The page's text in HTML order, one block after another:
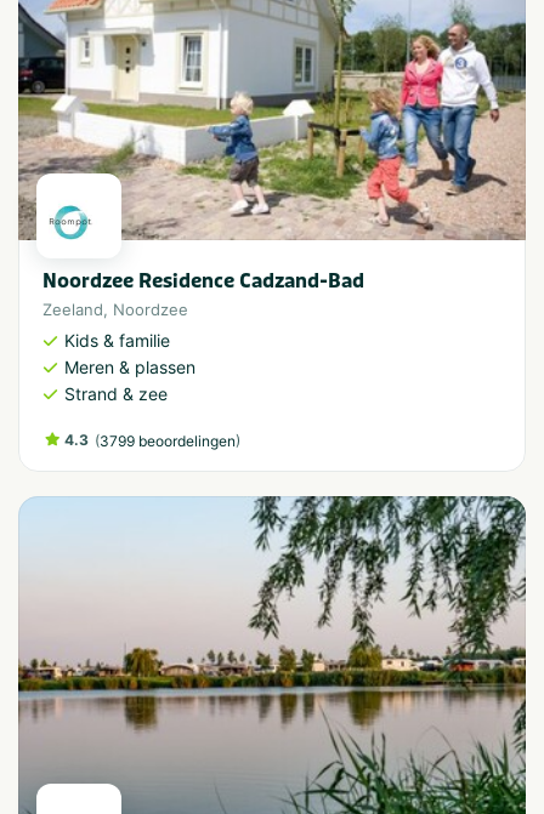
Noordzee Residence Cadzand-Bad
Zeeland, Noordzee
Kids & familie
Meren & plassen
Strand & zee
4.3 (3799 beoordelingen)